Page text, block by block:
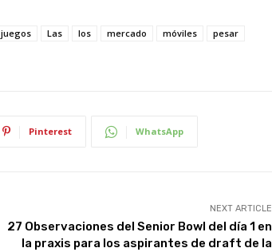
juegos Las los mercado móviles
pesar
Pinterest WhatsApp
NEXT ARTICLE
27 Observaciones del Senior Bowl del día 1 en
la praxis para los aspirantes de draft de la